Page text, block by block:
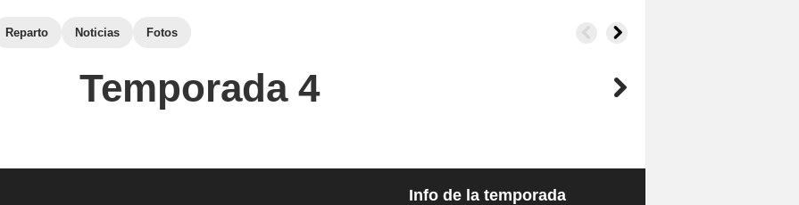
Reparto Noticias Fotos
Temporada 4
Info de la temporada